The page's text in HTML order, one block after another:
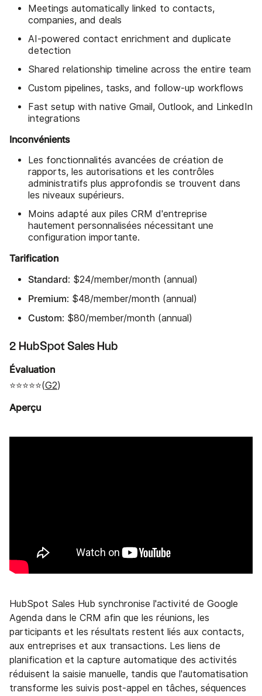
Meetings automatically linked to contacts,
companies, and deals
AI-powered contact enrichment and duplicate
detection
Shared relationship timeline across the entire team
Custom pipelines, tasks, and follow-up workflows
Fast setup with native Gmail, Outlook, and LinkedIn
integrations
Inconvénients
Les fonctionnalités avancées de création de
rapports, les autorisations et les contrôles
administratifs plus approfondis se trouvent dans
les niveaux supérieurs.
Moins adapté aux piles CRM d'entreprise
hautement personnalisées nécessitant une
configuration importante.
Tarification
Standard: $24/member/month (annual)
Premium: $48/member/month (annual)
Custom: $80/member/month (annual)
2 HubSpot Sales Hub
Évaluation
⭐⭐⭐⭐⭐(G2)
Aperçu
HubSpot Sales Hub synchronise l'activité de Google
Agenda dans le CRM afin que les réunions, les
participants et les résultats restent liés aux contacts,
aux entreprises et aux transactions. Les liens de
planification et la capture automatique des activités
réduisent la saisie manuelle, tandis que l'automatisation
transforme les suivis post-appel en tâches, séquences